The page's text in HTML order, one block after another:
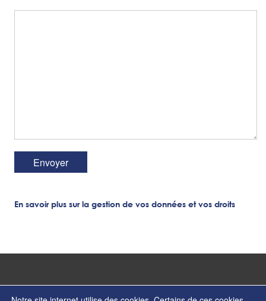
En savoir plus sur la gestion de vos données et vos droits